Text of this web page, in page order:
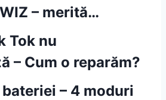
– merită…
Tok nu
– Cum o reparăm?
– 4 moduri